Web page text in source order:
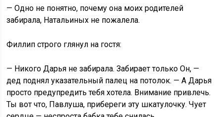
— Одно не понятно, почему она моих родителей
забирала, Натальиных не пожалела.
Филлип строго глянул на гостя:
— Никого Дарья не забирала. Забирает только Он, —
дед поднял указательный палец на потолок. — А Дарья
просто предупредить тебя хотела. Внимание привлечь.
Ты вот что, Павлуша, прибереги эту шкатулочку. Чует